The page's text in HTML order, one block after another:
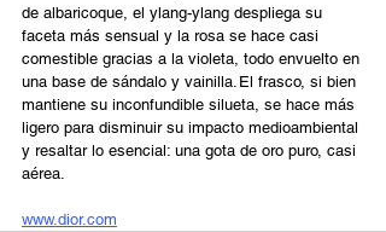
de albaricoque, el ylang-ylang despliega su
faceta más sensual y la rosa se hace casi
comestible gracias a la violeta, todo envuelto en
una base de sándalo y vainilla. El frasco, si bien
mantiene su inconfundible silueta, se hace más
ligero para disminuir su impacto medioambiental
y resaltar lo esencial: una gota de oro puro, casi
aérea.
www.dior.com